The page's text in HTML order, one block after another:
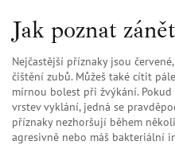
Jak poznat
Nejčastější příznaky jsou
čištění zubů. Můžeš také cítit
mírnou bolest při žvýkání.
vrstev vyklání, jedná se
příznaky nezhoršují během
agresivně nebo máš bakteriální